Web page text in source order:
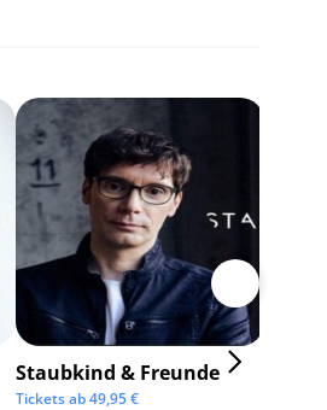
Staubkind & Freunde
Tickets ab49,95€